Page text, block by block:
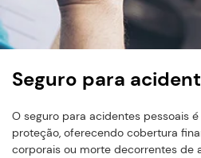
Seguro para
O seguro para acidentes pessoais
proteção, oferecendo cobertura
corporais ou morte decorrentes de